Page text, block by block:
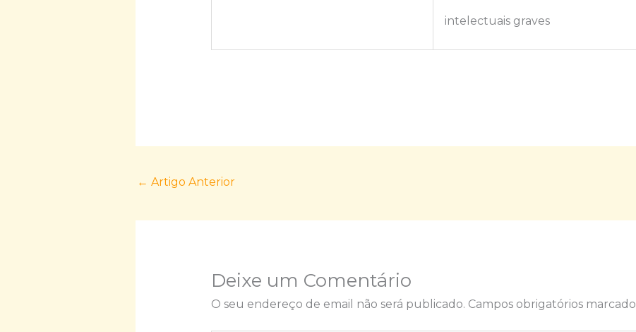
intelectuais graves
← Artigo Anterior
Deixe um Comentário
O seu endereço de email não será publicado. Campos obrigatórios